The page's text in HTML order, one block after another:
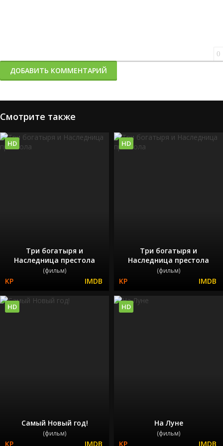
0
ДОБАВИТЬ КОММЕНТАРИЙ
Смотрите также
Три богатыря и
Наследница престола
(фильм)
HD
Три богатыря и
Наследница престола
(фильм)
HD
Самый Новый год!
(фильм)
HD
На Луне
(фильм)
HD